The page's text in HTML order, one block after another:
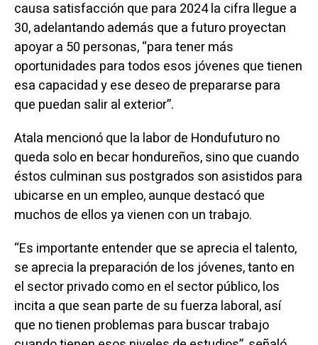
causa satisfacción que para 2024 la cifra llegue a
30, adelantando además que a futuro proyectan
apoyar a 50 personas, “para tener más
oportunidades para todos esos jóvenes que tienen
esa capacidad y ese deseo de prepararse para
que puedan salir al exterior”.
Atala mencionó que la labor de Hondufuturo no
queda solo en becar hondureños, sino que cuando
éstos culminan sus postgrados son asistidos para
ubicarse en un empleo, aunque destacó que
muchos de ellos ya vienen con un trabajo.
“Es importante entender que se aprecia el talento,
se aprecia la preparación de los jóvenes, tanto en
el sector privado como en el sector público, los
incita a que sean parte de su fuerza laboral, así
que no tienen problemas para buscar trabajo